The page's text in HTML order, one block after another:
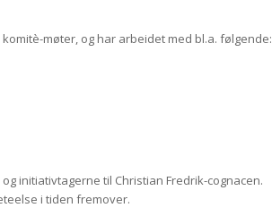
møter, og har arbeidet med bl.a. følgende:
initiativtagerne til Christian Fredrik-cognacen.
i tiden fremover.